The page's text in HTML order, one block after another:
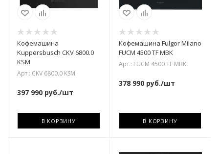
Кофемашина
Kuppersbusch CKV 6800.0
KSM
Арт.: CKV 6800.0 KSM
397 990 руб./шт
В КОРЗИНУ
Кофемашина Fulgor Milano
FUCM 4500 TF MBK
Арт.: FUCM 4500 TF MBK
378 990руб./шт
В КОРЗИНУ